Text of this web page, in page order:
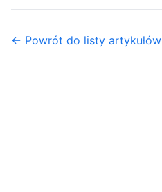
← Powrót do listy artykułów